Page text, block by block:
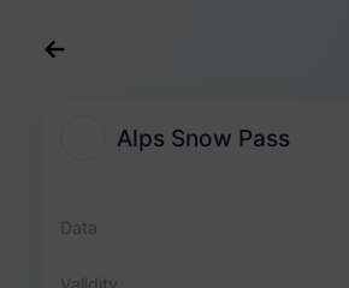
Reiseziele > Alps Snow Pass
Alps Snow Pass
Data